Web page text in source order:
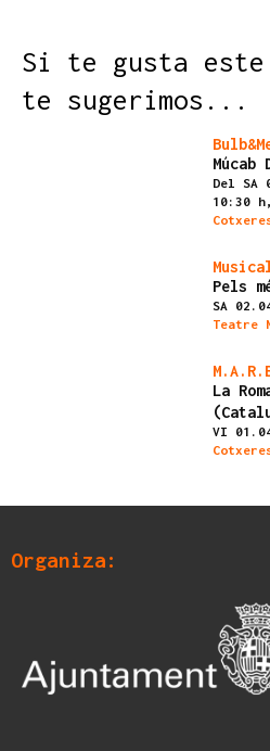
Si te gusta este
te sugerimos...
Múcab
Del SA
10:30 h,
Pels
SA
Teatre
La
VI
Organiza: